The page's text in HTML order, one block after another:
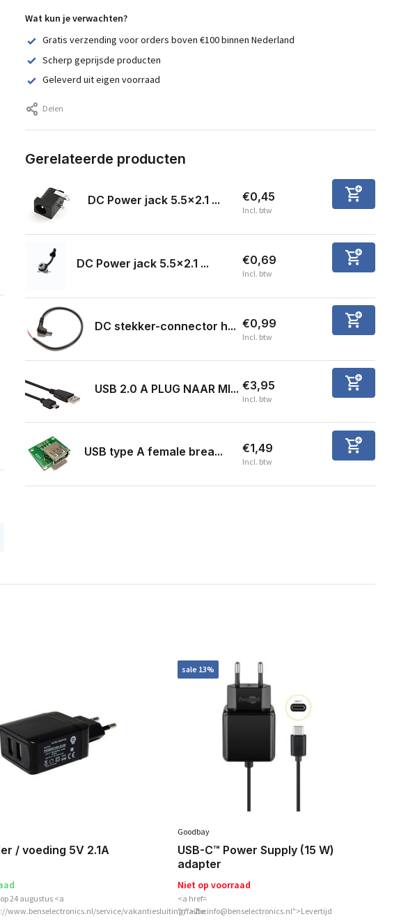
Wat kun je verwachten?
Gratis verzending voor orders boven €100 binnen Nederland
Scherp geprijsde producten
Geleverd uit eigen voorraad
Delen
Gerelateerde producten
DC Power jack 5.5x2.1 ... €0,45
Incl. btw
DC Power jack 5.5x2.1 ... €0,69
Incl. btw
DC stekker-connector h... €0,99
Incl. btw
USB 2.0 A PLUG NAAR MI... €3,95
Incl. btw
USB type A female brea... €1,49
Incl. btw
/ voeding 5V 2.1A
24 augustus <a
www.benselectronics.nl/service/vakantiesluiting/">Zie
sale 13%
Goodbay
USB-C™ Power Supply (15 W)
adapter
Niet op voorraad
<a href=
"mailto:info@benselectronics.nl">Levertijd